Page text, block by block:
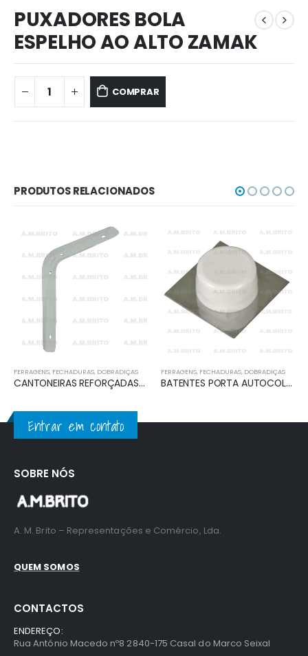
PUXADORES BOLA
ESPELHO AO ALTO ZAMAK
COMPRAR
PRODUTOS RELACIONADOS
FERRAGENS, FECHADURAS, DOBRADIÇAS
CANTONEIRAS REFORÇADAS MOD.511
FERRAGENS, FECHADURAS, DOBRADIÇAS
BATENTES PORTA AUTOCOLANTE INOX
Entrar em contato
SOBRE NÓS
A. M. Brito – Representações e Comércio, Lda.
QUEM SOMOS
CONTACTOS
ENDEREÇO:
Rua António Macedo nº8 2840-175 Casal do Marco Seixal